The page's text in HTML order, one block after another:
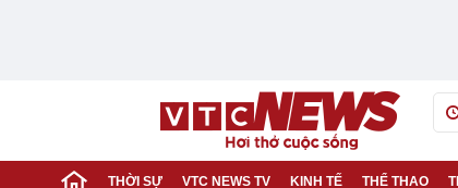
THỜI SỰ VTC NEWS TV KINH TẾ THỂ THAO